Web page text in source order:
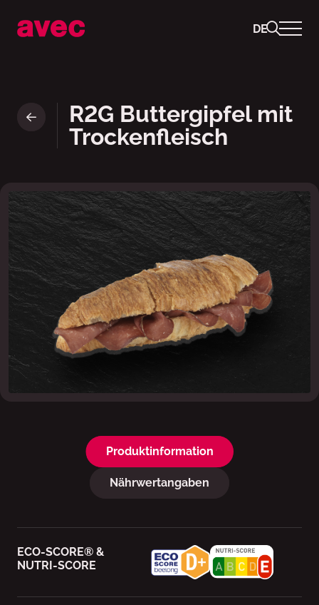
DE
R2G Buttergipfel mit
Trockenfleisch
Produktinformation
Nährwertangaben
ECO-SCORE® &
NUTRI-SCORE